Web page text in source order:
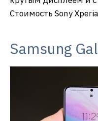
Стоимость Sony
Samsung